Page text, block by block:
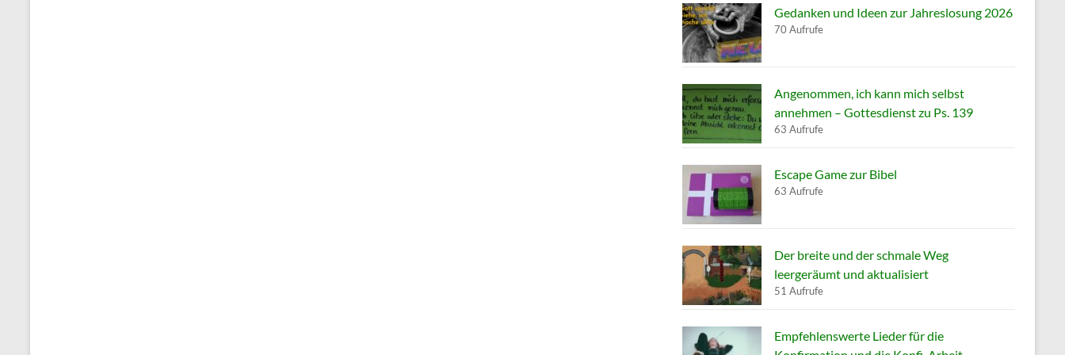
Gedanken und Ideen zur Jahreslosung 2026
70 Aufrufe
Angenommen, ich kann mich selbst
annehmen – Gottesdienst zu Ps. 139
63 Aufrufe
Escape Game zur Bibel
63 Aufrufe
Der breite und der schmale Weg
leergeräumt und aktualisiert
51 Aufrufe
Empfehlenswerte Lieder für die